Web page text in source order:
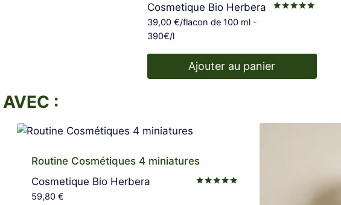
Cosmetique Bio Herbera
39,00 €/flacon de 100 ml -
390€/l
Ajouter au panier
:
Routine Cosmétiques 4 miniatures
Cosmetique Bio Herbera
59,80€